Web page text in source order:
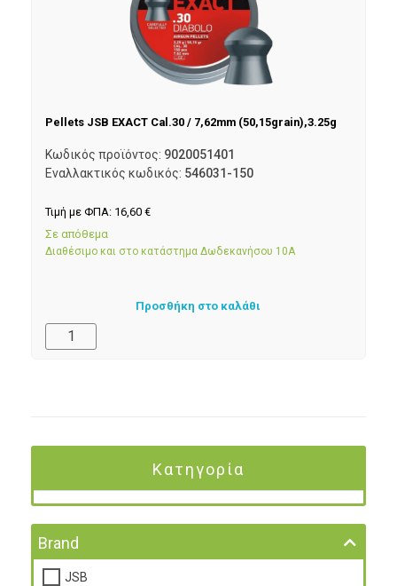
Pellets JSB EXACT Cal.30 / 7,62mm (50,15grain),3.25g
Κωδικός προϊόντος: 9020051401
Εναλλακτικός κωδικός: 546031-150
Τιμή με ΦΠΑ: 16,60 €
Σε απόθεμα
Διαθέσιμο και στο κατάστημα Δωδεκανήσου 10Α
Προσθήκη στο καλάθι
Κατηγορία
Brand
JSB